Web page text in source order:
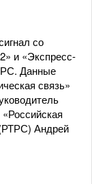
со
и «Экспресс-
Данные
связь»
Андрей